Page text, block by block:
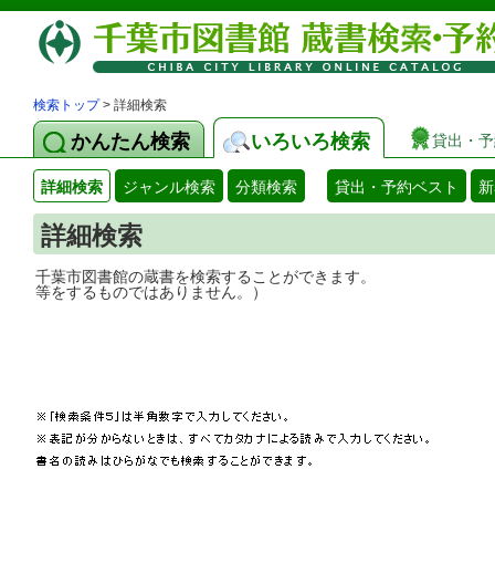
検索トップ> 詳細検索
かんたん検索 いろいろ検索 貸出・
詳細検索 ジャンル検索 分類検索 貸出・予約ベスト
詳細検索
千葉市図書館の蔵書を検索することがで
等をするものではありません。）